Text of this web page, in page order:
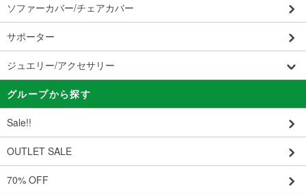
ソファーカバー/チェアカバー
サポーター
ジュエリー/アクセサリー
グループから探す
Sale!!
OUTLET SALE
70% OFF